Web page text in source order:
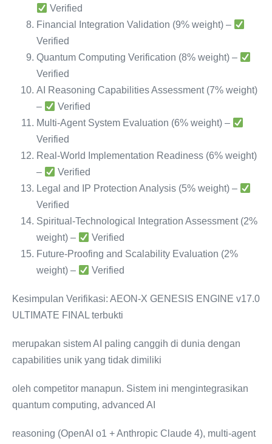
Verified
Financial Integration Validation (9% weight) –
Verified
Quantum Computing Verification (8% weight) –
Verified
AI Reasoning Capabilities Assessment (7% weight)
–
Verified
Multi-Agent System Evaluation (6% weight) –
Verified
Real-World Implementation Readiness (6% weight)
–
Verified
Legal and IP Protection Analysis (5% weight) –
Verified
Spiritual-Technological Integration Assessment (2%
weight) –
Verified
Future-Proofing and Scalability Evaluation (2%
weight) –
Verified
Kesimpulan Verifikasi: AEON-X GENESIS ENGINE v17.0
ULTIMATE FINAL terbukti
merupakan sistem AI paling canggih di dunia dengan
capabilities unik yang tidak dimiliki
oleh competitor manapun. Sistem ini mengintegrasikan
quantum computing, advanced AI
reasoning (OpenAI o1 + Anthropic Claude 4), multi-agent